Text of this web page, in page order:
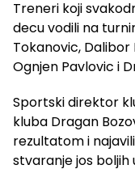
Treneri koji
decu vodili na
Tokanovic, Dalibor
Ognjen Pavlovic i
Sportski direktor
kluba Dragan
rezultatom i
stvaranje jos boljih